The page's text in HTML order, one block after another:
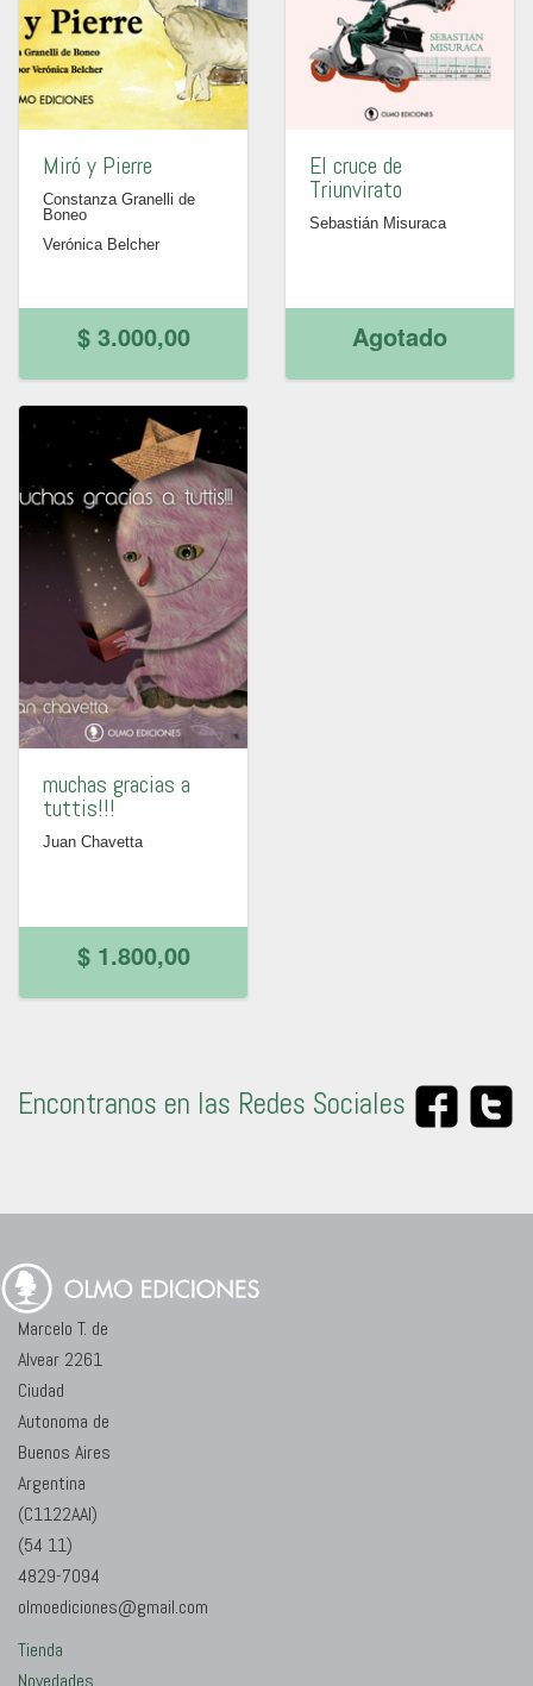
Miró y Pierre
Constanza Granelli de
Boneo
Verónica Belcher
$ 3.000,00
El cruce de
Triunvirato
Sebastián Misuraca
Agotado
muchas gracias a
tuttis!!!
Juan Chavetta
$ 1.800,00
Encontranos en las Redes Sociales
Marcelo T. de
Alvear 2261
Ciudad
Autonoma de
Buenos Aires
Argentina
(C1122AAI)
(54 11)
4829-7094
olmoediciones@gmail.com
Tienda
Novedades